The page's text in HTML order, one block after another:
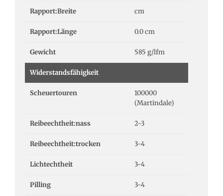
Rapport:Breite cm
Rapport:Länge 0.0 cm
Gewicht 585 g/lfm
Widerstandsfähigkeit
Scheuertouren
100000
(Martindale)
Reibeechtheit:nass 2-3
Reibeechtheit:trocken 3-4
Lichtechtheit 3-4
Pilling 3-4